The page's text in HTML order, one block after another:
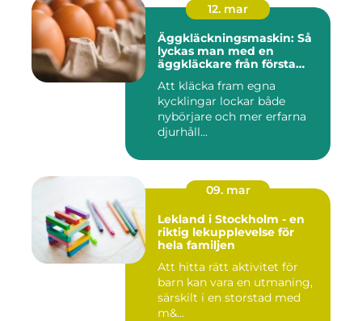
12. mar
Äggkläckningsmaskin: Så
lyckas man med en
äggkläckare från första
Att kläcka fram egna
kycklingar lockar både
nybörjare och mer erfarna
djurhåll...
09. mar
Lekland i Stockholm - en
riktig lekupplevelse för
hela familjen
Att hitta rätt aktivitet för
barn kan vara en utmaning,
särskilt i en storstad med
m&...